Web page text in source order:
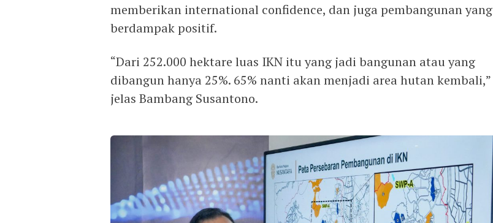
memberikan international confidence, dan juga pembangunan yang
berdampak positif.
“Dari 252.000 hektare luas IKN itu yang jadi bangunan atau yang
dibangun hanya 25%. 65% nanti akan menjadi area hutan kembali,”
jelas Bambang Susantono.